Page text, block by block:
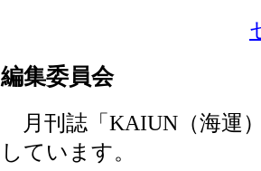
編集委員会
月刊誌「KAIUN（海運
しています。